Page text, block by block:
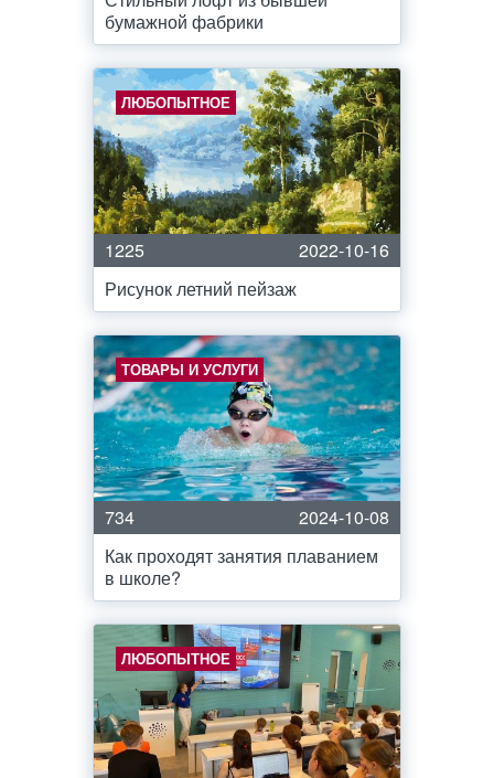
бумажной фабрики
ЛЮБОПЫТНОЕ
1225
2022-10-16
Рисунок летний пейзаж
ТОВАРЫ И УСЛУГИ
734
2024-10-08
Как проходят занятия плаванием
в школе?
ЛЮБОПЫТНОЕ